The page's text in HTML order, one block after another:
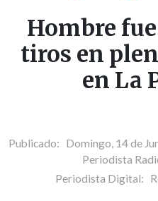
Hombre
tiros en
en La
Publicado: Domingo, 14 de
Periodista
Periodista Digital: